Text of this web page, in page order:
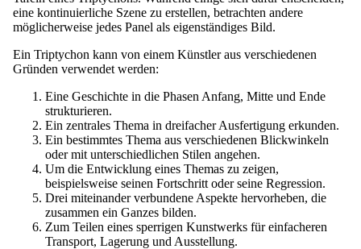
eine kontinuierliche Szene zu erstellen, betrachten andere
möglicherweise jedes Panel als eigenständiges Bild.
Ein Triptychon kann von einem Künstler aus verschiedenen
Gründen verwendet werden:
Eine Geschichte in die Phasen Anfang, Mitte und Ende
strukturieren.
Ein zentrales Thema in dreifacher Ausfertigung erkunden.
Ein bestimmtes Thema aus verschiedenen Blickwinkeln
oder mit unterschiedlichen Stilen angehen.
Um die Entwicklung eines Themas zu zeigen,
beispielsweise seinen Fortschritt oder seine Regression.
Drei miteinander verbundene Aspekte hervorheben, die
zusammen ein Ganzes bilden.
Zum Teilen eines sperrigen Kunstwerks für einfacheren
Transport, Lagerung und Ausstellung.